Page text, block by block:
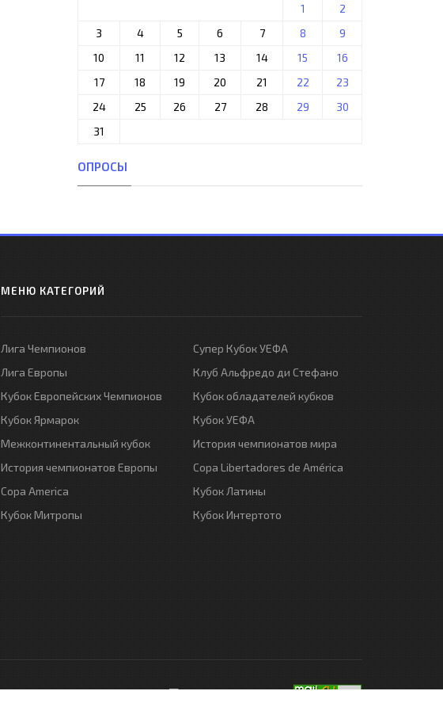
1
2
3
4 5 6 7 8
9
10
11 12 13 14 15
16
17
18 19 20 21 22
23
24
25 26 27 28 29
30
31
ОПРОСЫ
МЕНЮ КАТЕГОРИЙ
Лига Чемпионов
Лига Европы
Кубок Европейских Чемпионов
Кубок Ярмарок
Межконтинентальный кубок
История чемпионатов Европы
Copa America
Кубок Митропы
Супер Кубок УЕФА
Клуб Альфредо ди Стефано
Кубок обладателей кубков
Кубок УЕФА
История чемпионатов мира
Copa Libertadores de América
Кубок Латины
Кубок Интертото